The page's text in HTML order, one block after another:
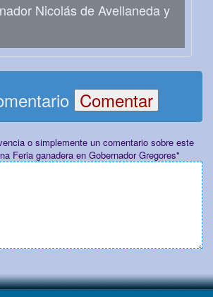
Nicolás de Avellaneda y
o simplemente un comentario sobre este
Feria ganadera en Gobernador Gregores"